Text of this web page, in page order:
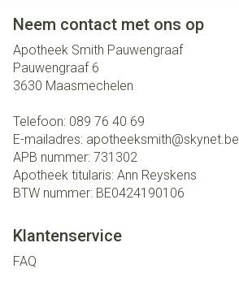
Neem contact met ons op
Apotheek Smith Pauwengraaf
Pauwengraaf 6
3630 Maasmechelen
Telefoon: 089 76 40 69
E-mailadres: apotheeksmith@skynet.be
APB nummer: 731302
Apotheek titularis: Ann Reyskens
BTW nummer: BE0424190106
Klantenservice
FAQ